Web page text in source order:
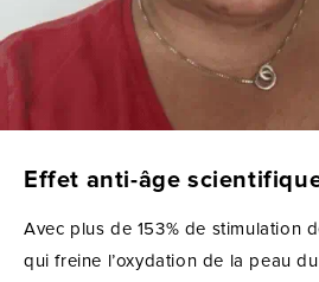
Effet anti-âge
Avec plus de 153% de stimulation
qui freine l’oxydation de la peau